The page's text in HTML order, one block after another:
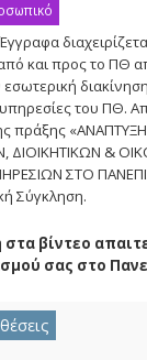
Ταχυδρομείο
της
τηνκαι προς το ΠΘ
εσωτερική
του ΠΘ.
πράξης
ΔΙΟΙΚΗΤΙΚΩΝ &
ΣΤΟ
Σύγκληση.
βίντεο
σας στο